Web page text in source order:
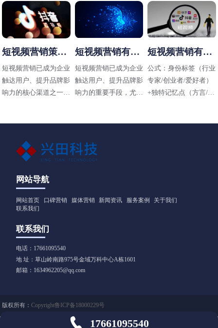
短视频营销策略
有哪些
短视频营销已成为企业
触达用户、提升品牌影
响力的核心渠道之一，
见的短视频营销策略及
应用方向：
短视频营销有哪
些方法
短视频营销已成为企业
触达用户、提升品牌影
响力的重要手段，尤其
行业（包括工业领域如
阀门企业）的短视频营
短视频营销有哪
些技巧
公式：身份标签（行业
专家/创业者/爱好者）
+独特记忆点（方言/标
网站导航
网站首页 口碑营销 媒体营销 新闻资讯 服务案例
关于我们
联系我们
联系我们
电话：17661095540
地 址：草山岭南路975号金域万科中心A栋1601
邮箱：1634962205@qq.com
版权所有：Copyright鲁ICP备18000229号
 17661095540